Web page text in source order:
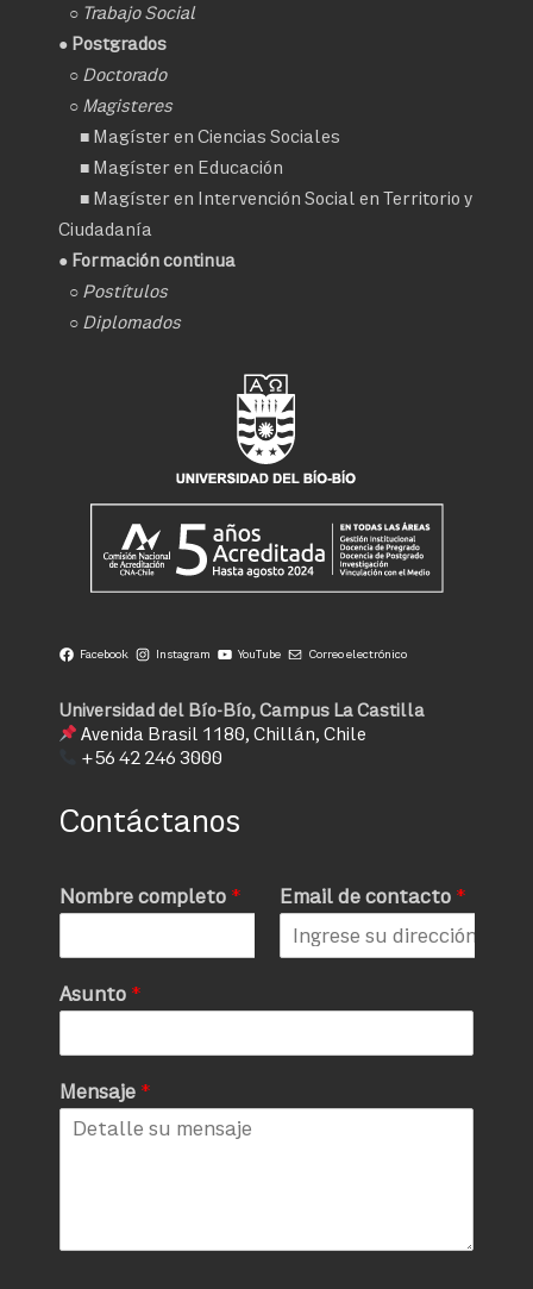
○ Trabajo Social
● Postgrados
○ Doctorado
○ Magisteres
■ Magíster en Ciencias Sociales
■ Magíster en Educación
■ Magíster en Intervención Social en Territorio y
Ciudadanía
● Formación continua
○ Postítulos
○ Diplomados
Facebook Instagram YouTube Correo electrónico
Universidad del Bío-Bío, Campus La Castilla
Avenida Brasil 1180, Chillán, Chile
+56 42 246 3000
Contáctanos
Nombre completo * Email de contacto *
Asunto *
Mensaje *